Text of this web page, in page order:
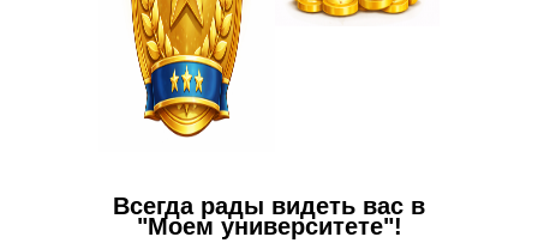
Всегда рады видеть вас в
"Моем университете"!